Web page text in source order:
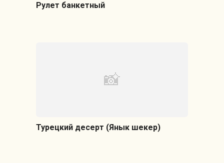
Рулет банкетный
Турецкий десерт (Янык шекер)